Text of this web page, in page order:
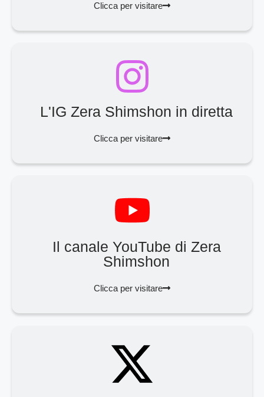
Clicca per visitare
L'IG Zera Shimshon in diretta
Clicca per visitare
Il canale YouTube di Zera
Shimshon
Clicca per visitare